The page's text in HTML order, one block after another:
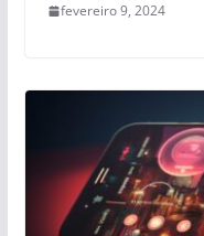
fevereiro 9, 2024